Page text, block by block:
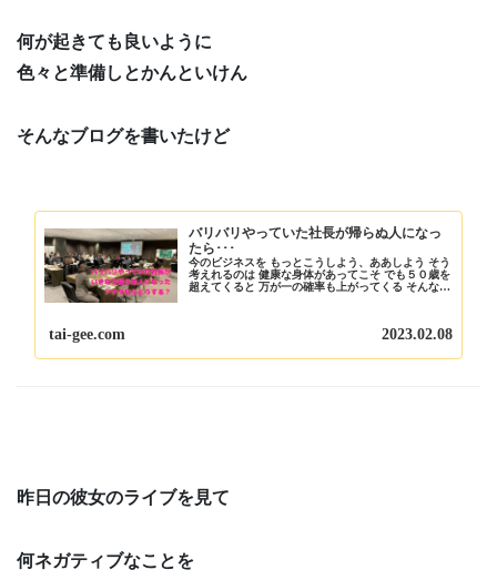
何が起きても良いように
色々と準備しとかんといけん
そんなブログを書いたけど
バリバリやっていた社長が帰らぬ人になっ
たら･･･
今のビジネスを もっとこうしよう、ああしよう そう
考えれるのは 健康な身体があってこそ でも５０歳を
超えてくると 万が一の確率も上がってくる そんな時
tai-gee.com 2023.02.08
昨日の彼女のライブを見て
何ネガティブなことを